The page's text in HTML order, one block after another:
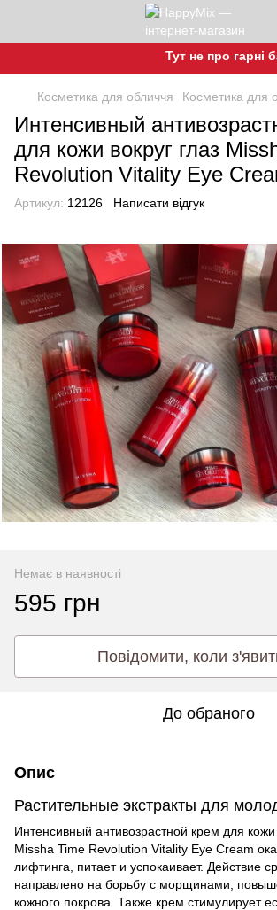
Тут не про гарні
Косметика для обличчя Косметика для
Интенсивный
для кожи вокруг глаз
Revolution Vitality Eye
Артикул: 12126 Написати відгук
Немає в наявності
595 грн
Повідомити, коли
До обраного
Опис
Растительные экстракты для
Интенсивный антивозрастной крем для кожи
Missha Time Revolution Vitality Eye Cream
лифтинга, питает и успокаивает. Действие
направлено на борьбу с морщинами,
кожного покрова. Также крем стимулирует